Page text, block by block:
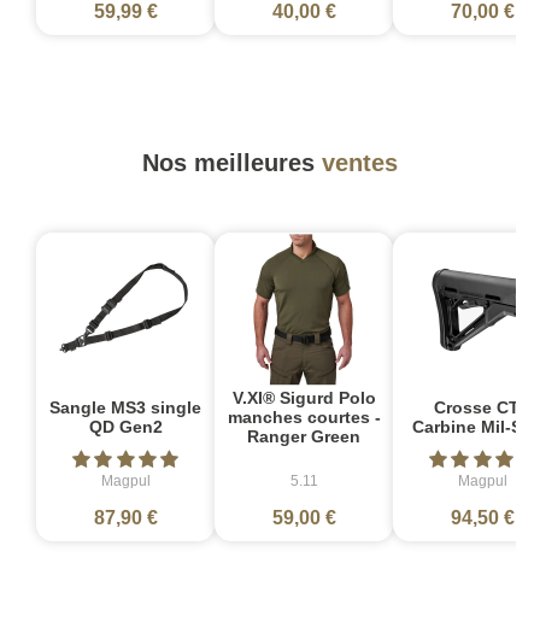
59,99 € 40,00 € 70,00 €
Nos meilleures ventes
Sangle MS3 single
QD Gen2
Magpul
87,90 €
V.XI® Sigurd Polo
manches courtes -
Ranger Green
5.11
59,00 €
Crosse CTR
Carbine Mil-
Magpul
94,50 €